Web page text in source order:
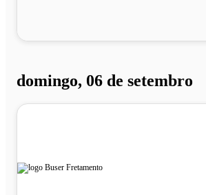
domingo, 06 de setembro